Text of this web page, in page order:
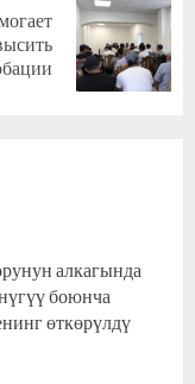
алкагында
боюнча
өткөрүлдү